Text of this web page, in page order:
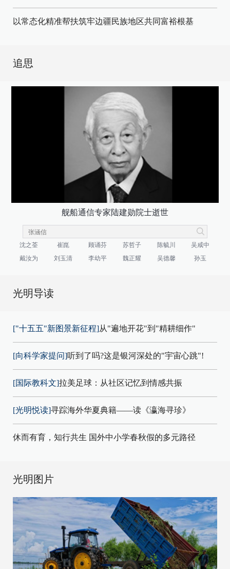
以常态化精准帮扶筑牢边疆民族地区共同富裕根基
追思
舰船通信专家陆建勋院士逝世
沈之荃 崔崑 顾诵芬 苏哲子 陈毓川
吴咸中
戴汝为
刘玉清 李幼平 魏正耀 吴德馨 孙玉
光明导读
["十五五"新图景新征程]从"遍地开花"到"精耕细作"
[向科学家提问]听到了吗?这是银河深处的"宇宙心跳"!
[国际教科文]拉美足球：从社区记忆到情感共振
[光明悦读]寻踪海外华夏典籍——读《瀛海寻珍》
休而有育，知行共生 国外中小学春秋假的多元路径
光明图片